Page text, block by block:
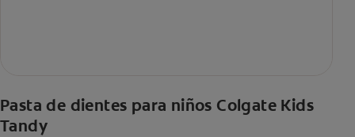
Pasta de dientes para niños Colgate Kids
Tandy